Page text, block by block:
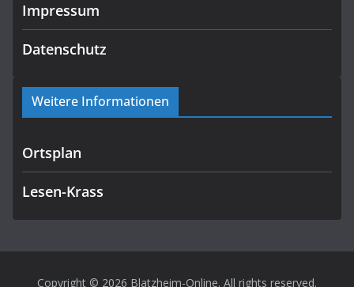
Impressum
Datenschutz
Weitere Informationen
Ortsplan
Lesen-Krass
Copyright © 2026 Blatzheim-Online. All rights reserved.